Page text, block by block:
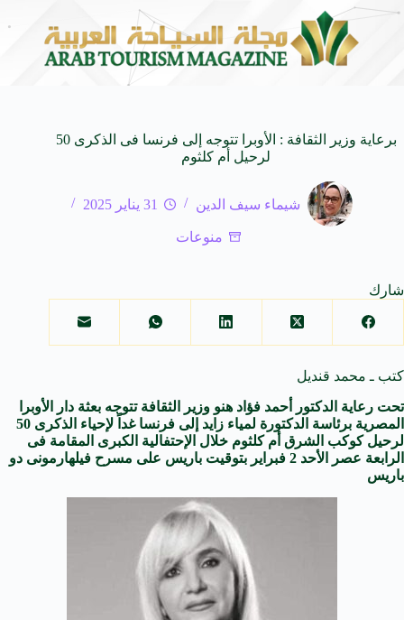
كيفنا.. في كل وجهة سحر خاص* 8 أغسطس 2026 افتتاح اكبر صالة
برعاية وزير الثقافة : الأوبرا تتوجه إلى فرنسا فى الذكرى 50
لرحيل أم كلثوم
شيماء سيف الدين 31 يناير 2025
منوعات
شارك
كتب ـ محمد قنديل
تحت رعاية الدكتور أحمد فؤاد هنو وزير الثقافة تتوجه بعثة دار الأوبرا
المصرية برئاسة الدكتورة لمياء زايد إلى فرنسا غداً لإحياء الذكرى 50
لرحيل كوكب الشرق أم كلثوم خلال الإحتفالية الكبرى المقامة فى
الرابعة عصر الأحد 2 فبراير بتوقيت باريس على مسرح فيلهارمونى دو
باريس